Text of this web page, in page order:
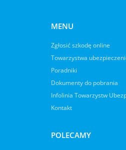
MENU
Zgłosić szkodę online
Towarzystwa
Poradniki
Dokumenty do pobrania
Infolinia Towarzystw
Kontakt
POLECAMY